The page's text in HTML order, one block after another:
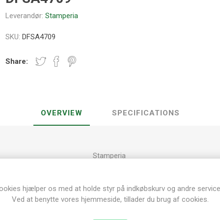
Leverandør: Stamperia
SKU: DFSA4709
Share:
OVERVIEW SPECIFICATIONS
Stamperia
Acid-free kvalitets papir
hjælper os med at holde styr på indkøbskurv og andre
Ved at benytte vores hjemmeside, tillader du brug af cookies.